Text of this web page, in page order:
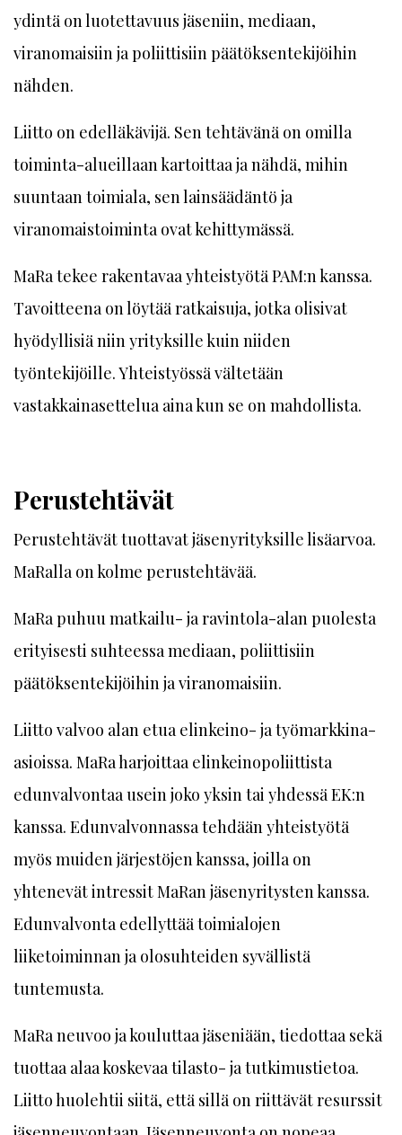
ydintä on luotettavuus jäseniin, mediaan,
viranomaisiin ja poliittisiin päätöksentekijöihin
nähden.
Liitto on edelläkävijä. Sen tehtävänä on omilla
toiminta-alueillaan kartoittaa ja nähdä, mihin
suuntaan toimiala, sen lainsäädäntö ja
viranomaistoiminta ovat kehittymässä.
MaRa tekee rakentavaa yhteistyötä PAM:n kanssa.
Tavoitteena on löytää ratkaisuja, jotka olisivat
hyödyllisiä niin yrityksille kuin niiden
työntekijöille. Yhteistyössä vältetään
vastakkainasettelua aina kun se on mahdollista.
Perustehtävät
Perustehtävät tuottavat jäsenyrityksille lisäarvoa.
MaRalla on kolme perustehtävää.
MaRa puhuu matkailu- ja ravintola-alan puolesta
erityisesti suhteessa mediaan, poliittisiin
päätöksentekijöihin ja viranomaisiin.
Liitto valvoo alan etua elinkeino- ja työmarkkina-
asioissa. MaRa harjoittaa elinkeinopoliittista
edunvalvontaa usein joko yksin tai yhdessä EK:n
kanssa. Edunvalvonnassa tehdään yhteistyötä
myös muiden järjestöjen kanssa, joilla on
yhtenevät intressit MaRan jäsenyritysten kanssa.
Edunvalvonta edellyttää toimialojen
liiketoiminnan ja olosuhteiden syvällistä
tuntemusta.
MaRa neuvoo ja kouluttaa jäseniään, tiedottaa sekä
tuottaa alaa koskevaa tilasto- ja tutkimustietoa.
Liitto huolehtii siitä, että sillä on riittävät resurssit